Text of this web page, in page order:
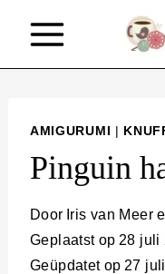
AMIGURUMI |
Pinguin
Door Iris van Meer
Geplaatst op 28 juli
Geüpdatet op 27